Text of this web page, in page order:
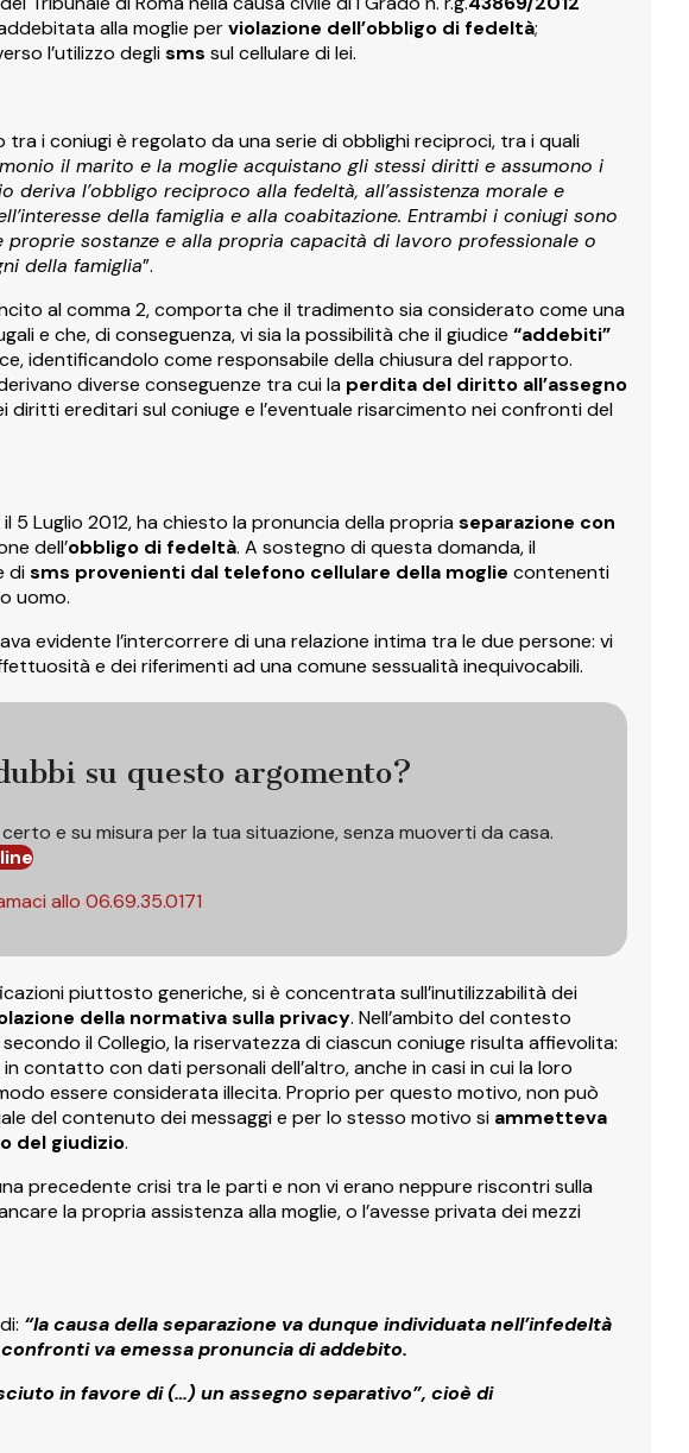
alla moglie perviolazione dell’obbligo di fedeltà;
l’utilizzo deglisms sul cellulare di lei.
tra i coniugi è regolato da una serie di obblighi reciproci, tra i quali
il marito e la moglie acquistano gli stessi diritti e assumono i
deriva l’obbligo reciproco alla fedeltà, all’assistenza morale e
della famiglia e alla coabitazione. Entrambi i coniugi sono
proprie sostanze e alla propria capacità di lavoro professionale o
della famiglia”.
al comma 2, comporta che il tradimento sia considerato come una
e che, di conseguenza, vi sia la possibilità che il giudice “addebiti”
identificandolo come responsabile della chiusura del rapporto.
diverse conseguenze tra cui la perdita del diritto all’assegno
diritti ereditari sul coniuge e l’eventuale risarcimento nei confronti del
5 Luglio 2012, ha chiesto la pronuncia della propriaseparazione con
dell’obbligo di fedeltà. A sostegno di questa domanda, il
disms provenienti dal telefono cellulare della moglie contenenti
uomo.
evidente l’intercorrere di una relazione intima tra le due persone: vi
e dei riferimenti ad una comune sessualità inequivocabili.
su questo argomento?
e su misura per la tua situazione, senza muoverti da casa.
allo 06.69.35.0171
piuttosto generiche, si è concentrata sull’inutilizzabilità dei
della normativa sulla privacy. Nell’ambito del contesto
il Collegio, la riservatezza di ciascun coniuge risulta affievolita:
contatto con dati personali dell’altro, anche in casi in cui la loro
essere considerata illecita. Proprio per questo motivo, non può
del contenuto dei messaggi e per lo stesso motivo si ammetteva
del giudizio.
precedente crisi tra le parti e non vi erano neppure riscontri sulla
la propria assistenza alla moglie, o l’avesse privata dei mezzi
“la causa della separazione va dunque individuata nell’infedeltà
va emessa pronuncia di addebito.
in favore di (…) un assegno separativo”, cioè di